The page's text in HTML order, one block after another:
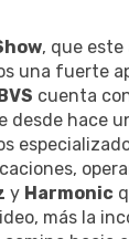
, que
una fuerte
cuenta
desde hace
y Harmonic
más la